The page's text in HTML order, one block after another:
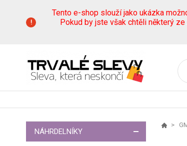
Tento e-shop slouží jako ukázka
Pokud by jste však chtěli některý
NÁHRDELNÍKY